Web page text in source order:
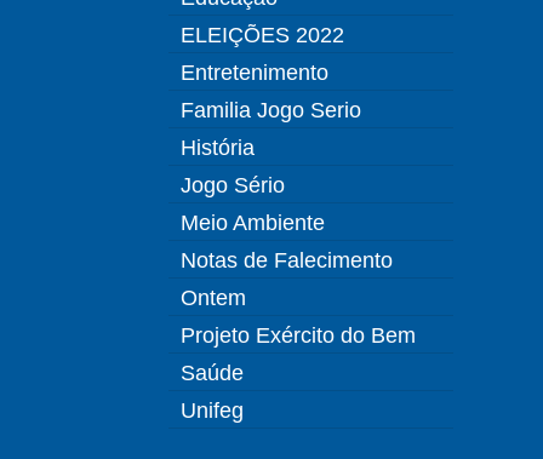
ELEIÇÕES 2022
Entretenimento
Familia Jogo Serio
História
Jogo Sério
Meio Ambiente
Notas de Falecimento
Ontem
Projeto Exército do Bem
Saúde
Unifeg